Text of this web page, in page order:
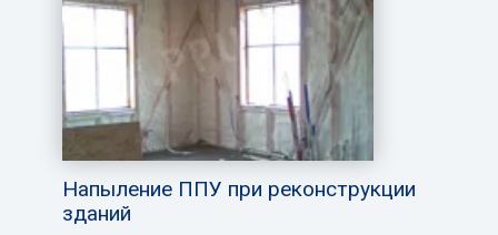
Напыление ППУ при реконструкции
зданий